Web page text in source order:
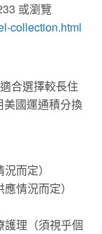
或瀏覽
collection.html
合選擇較長住
國運通積分換
而定）
情況而定）
護理（須視乎個